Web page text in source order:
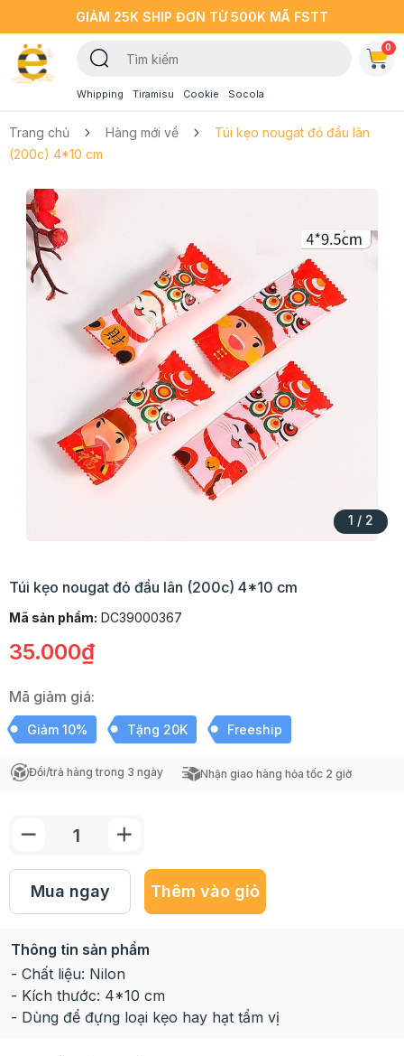
GIẢM 25K SHIP ĐƠN TỪ 500K MÃ FSTT
Whipping Tiramisu Cookie Socola
0
Trang chủ Hàng mới về
Túi kẹo nougat đỏ đầu lân
(200c) 4*10 cm
1 / 2
Túi kẹo nougat đỏ đầu lân (200c) 4*10 cm
Mã sản phẩm: DC39000367
35.000₫
Mã giảm giá:
Giảm 10% Tặng 20K Freeship
Đổi/trả hàng trong 3 ngày Nhận giao hàng hỏa tốc 2 giờ
Mua ngay Thêm vào giỏ
Thông tin sản phẩm
- Chất liệu: Nilon
- Kích thước: 4*10 cm
- Dùng để đựng loại kẹo hay hạt tẩm vị